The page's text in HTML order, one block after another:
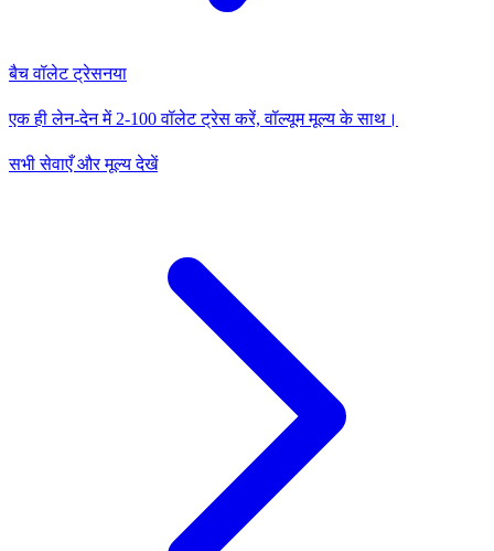
बैच वॉलेट ट्रेसनया
एक ही लेन-देन में 2-100 वॉलेट ट्रेस करें, वॉल्यूम मूल्य के साथ।
सभी सेवाएँ और मूल्य देखें